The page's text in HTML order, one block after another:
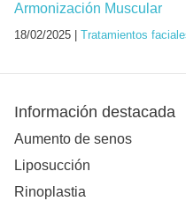
Armonización Muscular
18/02/2025 | Tratamientos
Información destacada
Aumento de senos
Liposucción
Rinoplastia